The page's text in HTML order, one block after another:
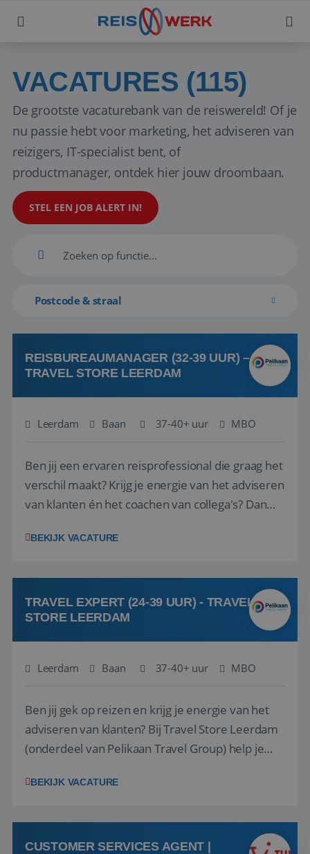
VACATURES (115)
De grootste vacaturebank van de reiswereld! Of je
nu passie hebt voor marketing, het adviseren van
reizigers, IT-specialist bent, of
productmanager, ontdek hier jouw droombaan.
STEL EEN JOB ALERT IN!
Postcode & straal
REISBUREAUMANAGER (32-39 UUR) –
TRAVEL STORE LEERDAM
Leerdam Baan 37-40+ uur MBO
Ben jij een ervaren reisprofessional die graag het
verschil maakt? Krijg je energie van het adviseren
van klanten én het coachen van collega's? Dan
(onderdeel van Pelikaan Travel Group) zoeken
team het reisbureau verder...
BEKIJK VACATURE
TRAVEL EXPERT (24-39 UUR) - TRAVEL
STORE LEERDAM
Leerdam Baan 37-40+ uur MBO
Ben jij gek op reizen en krijg je energie van het
adviseren van klanten? Bij Travel Store Leerdam
(onderdeel van Pelikaan Travel Group) help je
vinden. Samen maken we van elke reis een
hebt in de reisbranche of j...
BEKIJK VACATURE
CUSTOMER SERVICES AGENT |